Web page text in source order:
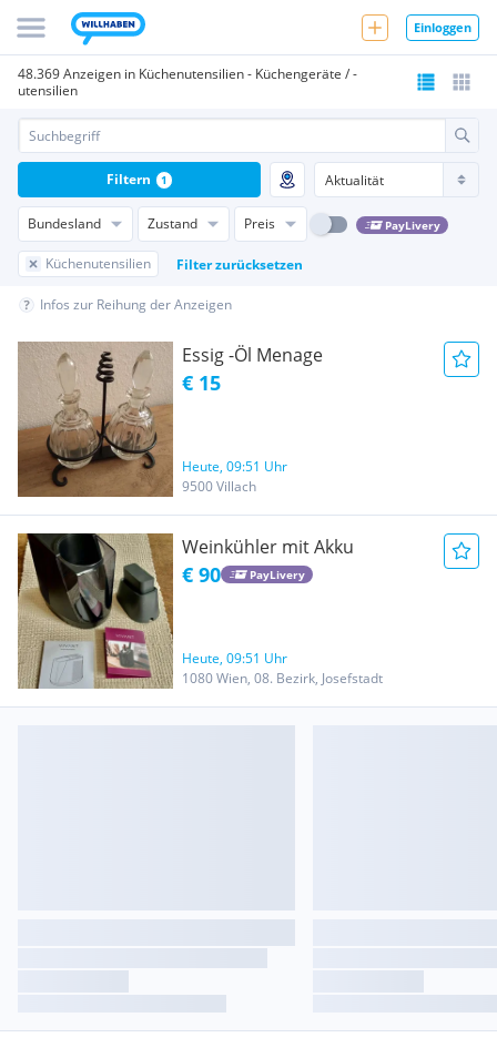
Einloggen
48.369 Anzeigen in Küchenutensilien - Küchengeräte / -
utensilien
Bundesland Zustand Preis PayLivery
Küchenutensilien Filter zurücksetzen
Filtern 1
Infos zur Reihung der Anzeigen
Essig -Öl Menage
€ 15
Heute, 09:51 Uhr
9500 Villach
Weinkühler mit Akku
€ 90 PayLivery
Heute, 09:51 Uhr
1080 Wien, 08. Bezirk, Josefstadt